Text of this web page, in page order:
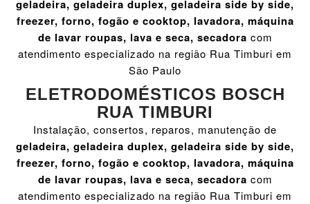
geladeira, geladeira duplex, geladeira side by side,
freezer, forno, fogão e cooktop, lavadora, máquina
de lavar roupas, lava e seca, secadora com
atendimento especializado na região Rua Timburi em
São Paulo
ELETRODOMÉSTICOS BOSCH
RUA TIMBURI
Instalação, consertos, reparos, manutenção de
geladeira, geladeira duplex, geladeira side by side,
freezer, forno, fogão e cooktop, lavadora, máquina
de lavar roupas, lava e seca, secadora com
atendimento especializado na região Rua Timburi em